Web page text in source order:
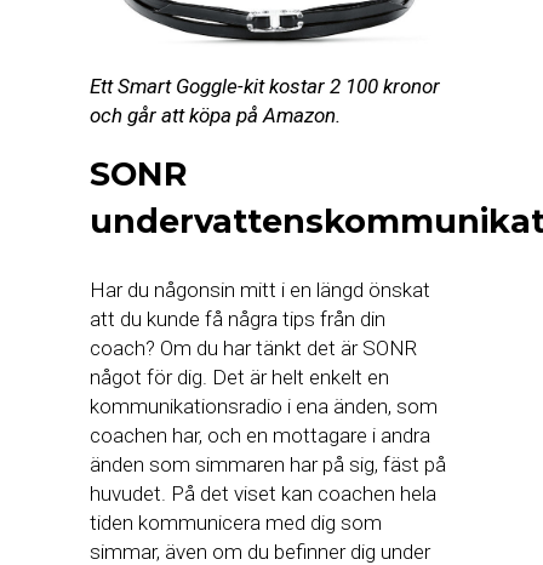
Ett Smart Goggle-kit kostar 2 100 kronor
och går att köpa på Amazon.
SONR
Har du någonsin mitt i en längd önskat
att du kunde få några tips från din
coach? Om du har tänkt det är SONR
något för dig. Det är helt enkelt en
kommunikationsradio i ena änden, som
coachen har, och en mottagare i andra
änden som simmaren har på sig, fäst på
huvudet. På det viset kan coachen hela
tiden kommunicera med dig som
simmar, även om du befinner dig under